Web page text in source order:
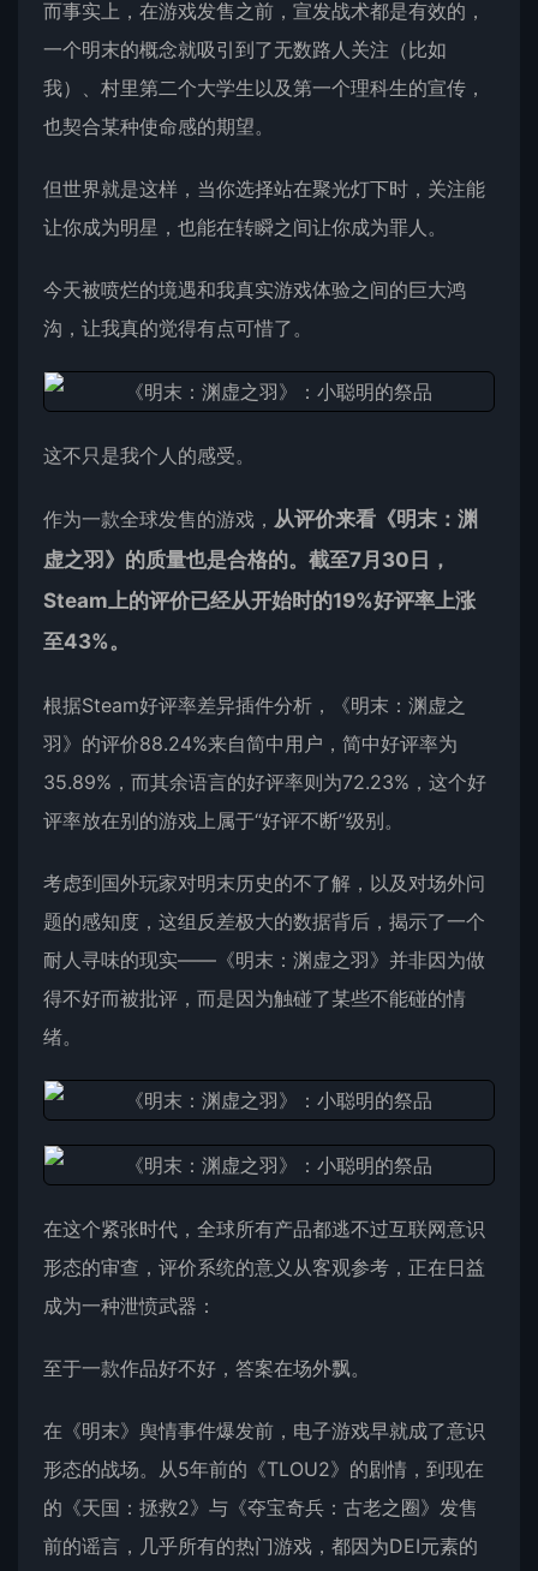
而事实上，在游戏发售之前，宣发战术都是有效的，
一个明末的概念就吸引到了无数路人关注（比如
我）、村里第二个大学生以及第一个理科生的宣传，
也契合某种使命感的期望。
但世界就是这样，当你选择站在聚光灯下时，关注能
让你成为明星，也能在转瞬之间让你成为罪人。
今天被喷烂的境遇和我真实游戏体验之间的巨大鸿
沟，让我真的觉得有点可惜了。
这不只是我个人的感受。
作为一款全球发售的游戏， 从评价来看《明末：渊
虚之羽》的质量也是合格的。截至7月30日，
Steam上的评价已经从开始时的19%好评率上涨
至43%。
根据Steam好评率差异插件分析，《明末：渊虚之
羽》的评价88.24%来自简中用户，简中好评率为
35.89%，而其余语言的好评率则为72.23%，这个好
评率放在别的游戏上属于“好评不断”级别。
考虑到国外玩家对明末历史的不了解，以及对场外问
题的感知度，这组反差极大的数据背后，揭示了一个
耐人寻味的现实——《明末：渊虚之羽》并非因为做
得不好而被批评，而是因为触碰了某些不能碰的情
绪。
在这个紧张时代，全球所有产品都逃不过互联网意识
形态的审查，评价系统的意义从客观参考，正在日益
成为一种泄愤武器：
至于一款作品好不好，答案在场外飘。
在《明末》舆情事件爆发前，电子游戏早就成了意识
形态的战场。从5年前的《TLOU2》的剧情，到现在
的《天国：拯救2》与《夺宝奇兵：古老之圈》发售
前的谣言，几乎所有的热门游戏，都因为DEI元素的